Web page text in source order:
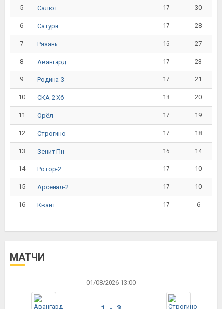
5 Салют 17 30
6 Сатурн 17 28
7 Рязань 16 27
8 Авангард 17 23
9 Родина-3 17 21
10 СКА-2 Хб 18 20
11 Орёл 17 19
12 Строгино 17 18
13 Зенит Пн 16 14
14 Ротор-2 17 10
15 Арсенал-2 17 10
16 Квант 17 6
МАТЧИ
01/08/2026 13:00